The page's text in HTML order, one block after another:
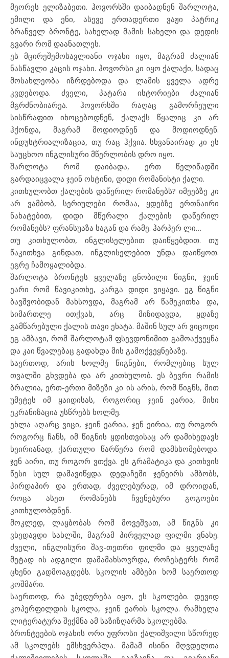
მეორეს ელიზაბეთი. ჰოვორსში დაიბადნენ შარლოტა,
ემილი და ენი, ასევე ერთადერთი ვაჟი პატრიკ
ბრანველ ბრონტე, სახელად მამის სახელი და დედის
გვარი რომ დაანათლეს.
ეს მცირეშემოსავლიანი ოჯახი იყო, მაგრამ ძალიან
ნასწავლი კაცის ოჯახი. ჰოვორსი კი იყო ქალაქი, სადაც
მოსახლეობა იზრდებოდა და ლამის ყველა ადრე
კვდებოდა. ძველი, პატარა ისტორიები ძალიან
მგრძნობიარეა. ჰოვორსში რაღაც გამორჩეული
სისწრაფით იხოცებოდნენ, ქალაქს წყალიც კი არ
ჰქონდა, მაგრამ მოდიოდნენ და მოდიოდნენ.
ინდუსტრიალიზაცია, თუ რაც ჰქვია. სხვანაირად კი ეს
საუცხოო ინგლისური მწერლობის დრო იყო.
შარლოტა რომ დაიბადა, ერთ წელიწადში
გარდაიცვალა ჯეინ ოსტინი, დიდი რომანისტი ქალი.
კითხულობთ ქალების დაწერილ რომანებს? იმეებზე კი
არ ვამბობ, სერიულები რომაა, ყდებზე ერთნაირი
ნახატებით, დიდი მწერალი ქალების დაწერილ
რომანებს? ფრანსუაზა საგან და რამე. ჰარპერ ლი…
თუ კითხულობთ, ინგლისელებით დაიწყებდით. თუ
წაკითხვა გინდათ, ინგლისელებით უნდა დაიწყოთ.
ეგრე ჩამოყალიბდა.
შარლოტა ბრონტეს ყველაზე ცნობილი წიგნი, ჯეინ
ეარი რომ წავიკითხე, კარგა დიდი ვიყავი. ეგ წიგნი
ბავშვობიდან მახსოვდა, მაგრამ არ წამეკითხა და,
სიმართლე ითქვას, არც მიზიდავდა, ყდაზე
გამწარებული ქალის თავი ეხატა. მაშინ სულ არ ვიცოდი
ეგ ამბავი, რომ შარლოტამ ფსევდონიმით გამოაქვეყნა
და კაი წვალებაც გადახდა მის გამოქვეყნებაზე.
საერთოდ, არის ხოლმე წიგნები, რომლებიც სულ
თვალში გხვდება და არ კითხულობ. ეს ბევრი რამის
ბრალია, ერთ-ერთი მიზეზი კი ის არის, რომ წიგნს, მით
უმეტეს იმ ყაიდისას, როგორიც ჯეინ ეარია, მისი
ეკრანიზაცია უსწრებს ხოლმე.
ეხლა აღარც ვიცი, ჯეინ ეარია, ჯენ ეირია, თუ როგორ.
როგორც ჩანს, იმ წიგნის ყდისთვისაც არ დამიხედავს
ხეირიანად, ქართული წარწერა რომ დამხსომებოდა.
ჯენ აირი, თუ როგორ ვთქვა. ეს გრამატიკა და კითხვის
წესი სულ დამავიწყდა. დედაჩემი ჯენეირს ამბობს,
პირდაპირ და ერთად, ძველებურად, იმ დროიდან,
როცა ასეთ რომანებს ჩვენებური გოგოები
კითხულობდნენ.
მოკლედ, ლაყბობას რომ მოვეშვათ, ამ წიგნს კი
ვხედავდი სახლში, მაგრამ პირველად ფილმი ვნახე.
ძველი, ინგლისური შავ-თეთრი ფილმი და ყველაზე
მეტად ის ადგილი დამამახსოვრდა, როჩესტერს რომ
ცხენი გადმოაგდებს. სკოლის ამბები ხომ საერთოდ
კოშმარი.
საერთოდ, რა უბედურება იყო, ეს სკოლები. დევიდ
კოპერფილდის სკოლა, ჯეინ ეარის სკოლა. რამხელა
ლიტერატურა შექმნა ამ საზიზღარმა სკოლებმა.
ბრონტეების ოჯახის ორი უფროსი ქალიშვილი სწორედ
ამ სკოლებს ემსხვერპლა. მამამ ისინი მღვდელთა